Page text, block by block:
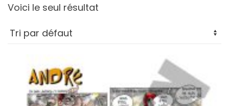
Voici le seul résultat